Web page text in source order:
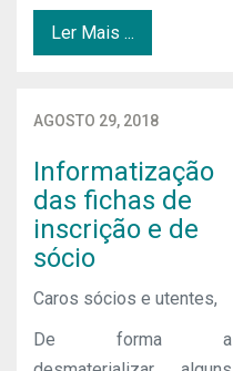
Ler Mais ...
AGOSTO 29, 2018
Informatização
das fichas de
inscrição e de
sócio
Caros sócios e utentes,
De forma a